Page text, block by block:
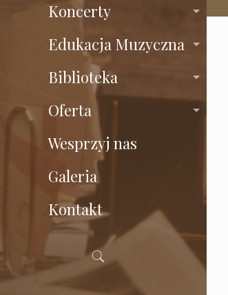
Koncerty
Edukacja Muzyczna
Biblioteka
Oferta
Wesprzyj nas
Galeria
Kontakt